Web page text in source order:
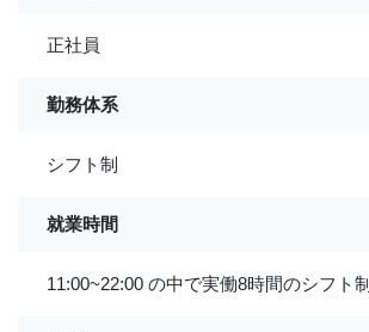
正社員
勤務体系
シフト制
就業時間
11:00~22:00 の中で実働8時間のシフト制